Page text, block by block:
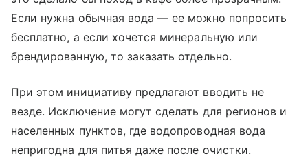
Если нужна обычная вода — ее можно попросить
бесплатно, а если хочется минеральную или
брендированную, то заказать отдельно.
При этом инициативу предлагают вводить не
везде. Исключение могут сделать для регионов и
населенных пунктов, где водопроводная вода
непригодна для питья даже после очистки.